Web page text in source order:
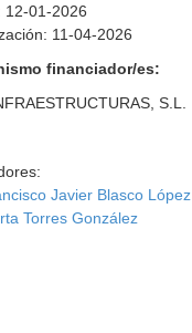
12-01-2026
11-04-2026
financiador/es:
S.L.
Javier Blasco López
Torres González